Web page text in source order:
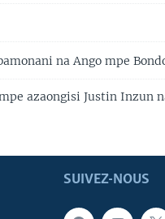
na Ango mpe
azaongisi Justin Inzun
SUIVEZ-NOUS